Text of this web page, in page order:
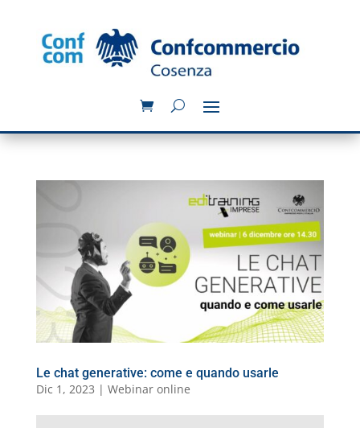
Le chat generative: come e quando usarle
Dic 1, 2023 | Webinar online